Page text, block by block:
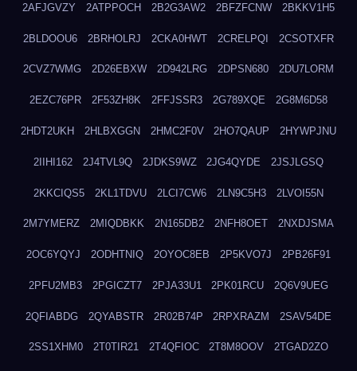
2AFJGVZY 2ATPPOCH 2B2G3AW2 2BFZFCNW 2BKKV1H5
2BLDOOU6 2BRHOLRJ 2CKA0HWT 2CRELPQI 2CSOTXFR
2CVZ7WMG 2D26EBXW 2D942LRG 2DPSN680 2DU7LORM
2EZC76PR 2F53ZH8K 2FFJSSR3 2G789XQE 2G8M6D58
2HDT2UKH 2HLBXGGN 2HMC2F0V 2HO7QAUP 2HYWPJNU
2IIHI162 2J4TVL9Q 2JDKS9WZ 2JG4QYDE 2JSJLGSQ
2KKCIQS5 2KL1TDVU 2LCI7CW6 2LN9C5H3 2LVOI55N
2M7YMERZ 2MIQDBKK 2N165DB2 2NFH8OET 2NXDJSMA
2OC6YQYJ 2ODHTNIQ 2OYOC8EB 2P5KVO7J 2PB26F91
2PFU2MB3 2PGICZT7 2PJA33U1 2PK01RCU 2Q6V9UEG
2QFIABDG 2QYABSTR 2R02B74P 2RPXRAZM 2SAV54DE
2SS1XHM0 2T0TIR21 2T4QFIOC 2T8M8OOV 2TGAD2ZO